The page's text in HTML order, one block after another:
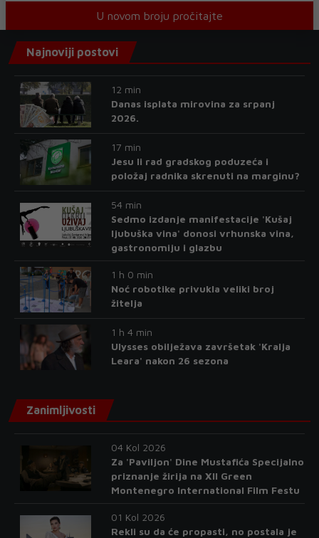
U novom broju pročitajte
Najnoviji postovi
12 min
Danas isplata mirovina za srpanj
2026.
17 min
Jesu li rad gradskog poduzeća i
položaj radnika skrenuti na marginu?
54 min
Sedmo izdanje manifestacije 'Kušaj
ljubuška vina' donosi vrhunska vina,
gastronomiju i glazbu
1 h 0 min
Noć robotike privukla veliki broj
žitelja
1 h 4 min
Ulysses obilježava završetak 'Kralja
Leara' nakon 26 sezona
Zanimljivosti
04 Kol 2026
Za 'Paviljon' Dine Mustafića Specijalno
priznanje žirija na XII Green
Montenegro International Film Festu
01 Kol 2026
Rekli su da će propasti, no postala je